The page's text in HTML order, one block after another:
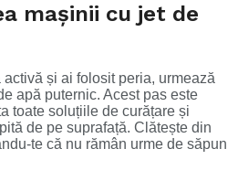
mașinii cu jet de
și ai folosit peria, urmează
apă puternic. Acest pas este
toate soluțiile de curățare și
de pe suprafață. Clătește din
te că nu rămân urme de săpun